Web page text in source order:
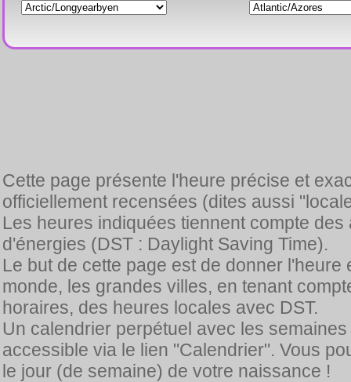
Cette page présente l'heure précise et
officiellement recensées (dites aussi
Les heures indiquées tiennent compte
d'énergies (DST : Daylight Saving Time).
Le but de cette page est de donner
monde, les grandes villes, en tenant
horaires, des heures locales avec DST.
Un calendrier perpétuel avec les
accessible via le lien "Calendrier". Vous
le jour (de semaine) de votre naissance !